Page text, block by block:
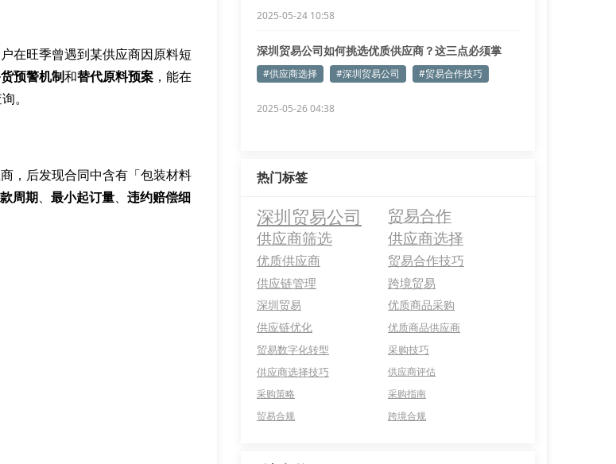
在旺季曾遇到某供应商因原料短
预警机制和替代原料预案 ，能在
。
，后发现合同中含有「包装材料
周期、 最小起订量、 违约赔偿细
2025-05-24 10:58
深圳贸易公司如何挑选优质供应商？这三点必须掌
握！
#供应商选择 #深圳贸易公司 #贸易合作技巧
2025-05-26 04:38
热门标签
深圳贸易公司 贸易合作
供应商筛选 供应商选择
优质供应商
贸易合作技巧
供应链管理
跨境贸易
深圳贸易
优质商品采购
供应链优化
优质商品供应商
贸易数字化转型
采购技巧
供应商选择技巧
供应商评估
采购策略
采购指南
贸易合规
跨境合规